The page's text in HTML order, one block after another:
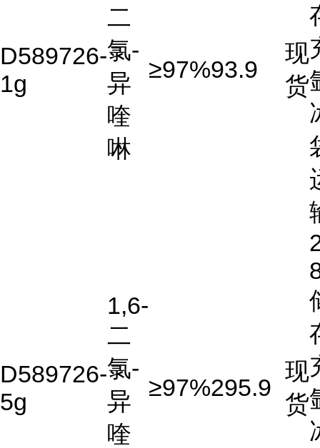
D589726-
1g
二
氯-
异
喹
啉
≥97%93.9
现
货
D589726-
5g
1,6-
二
氯-
异
喹
≥97%295.9
现
货